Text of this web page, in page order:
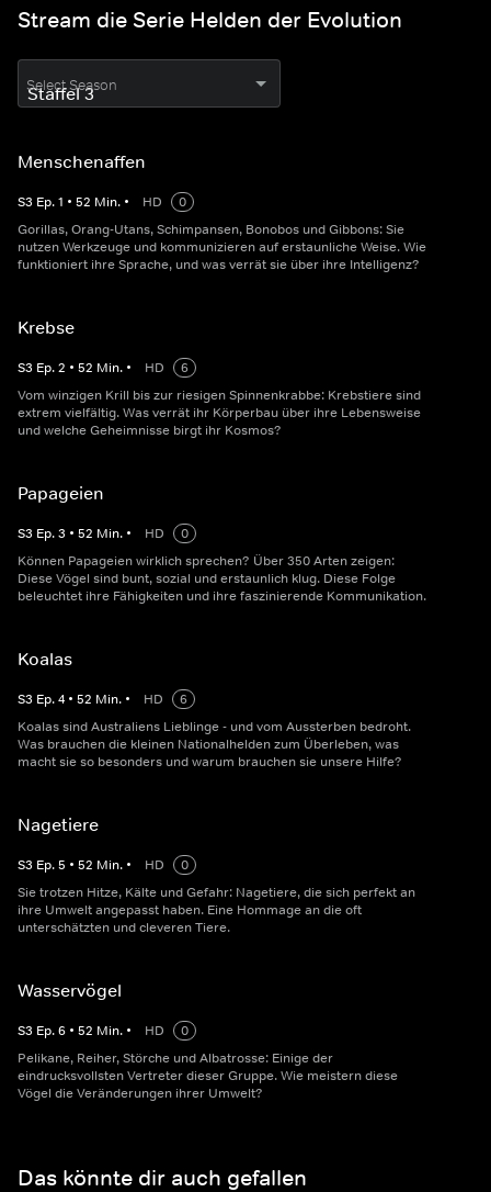
Stream die Serie Helden der Evolution
Select Season
Menschenaffen
S3 Ep.1 • 52 Min. • HD
0
Gorillas, Orang-Utans, Schimpansen, Bonobos und Gibbons: Sie
nutzen Werkzeuge und kommunizieren auf erstaunliche Weise. Wie
funktioniert ihre Sprache, und was verrät sie über ihre Intelligenz?
Krebse
S3 Ep.2 • 52 Min. • HD
6
Vom winzigen Krill bis zur riesigen Spinnenkrabbe: Krebstiere sind
extrem vielfältig. Was verrät ihr Körperbau über ihre Lebensweise
und welche Geheimnisse birgt ihr Kosmos?
Papageien
S3 Ep.3 • 52 Min. • HD
0
Können Papageien wirklich sprechen? Über 350 Arten zeigen:
Diese Vögel sind bunt, sozial und erstaunlich klug. Diese Folge
beleuchtet ihre Fähigkeiten und ihre faszinierende Kommunikation.
Koalas
S3 Ep.4 • 52 Min. • HD
6
Koalas sind Australiens Lieblinge - und vom Aussterben bedroht.
Was brauchen die kleinen Nationalhelden zum Überleben, was
macht sie so besonders und warum brauchen sie unsere Hilfe?
Nagetiere
S3 Ep.5 • 52 Min. • HD
0
Sie trotzen Hitze, Kälte und Gefahr: Nagetiere, die sich perfekt an
ihre Umwelt angepasst haben. Eine Hommage an die oft
unterschätzten und cleveren Tiere.
Wasservögel
S3 Ep.6 • 52 Min. • HD
0
Pelikane, Reiher, Störche und Albatrosse: Einige der
eindrucksvollsten Vertreter dieser Gruppe. Wie meistern diese
Vögel die Veränderungen ihrer Umwelt?
Das könnte dir auch gefallen